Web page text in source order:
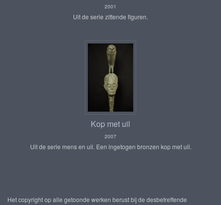
2001
Uit de serie zittende figuren.
Kop met uil
2007
Uit de serie mens en uil. Een ingetogen bronzen kop met uil.
Het copyright op alle getoonde werken berust bij de desbetreffende